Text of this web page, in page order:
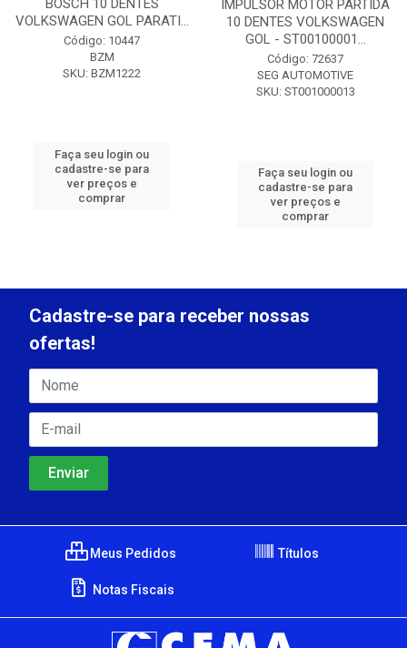
BOSCH 10 DENTES
VOLKSWAGEN GOL PARATI...
Código: 10447
BZM
SKU: BZM1222
Faça seu login ou
cadastre-se para
ver preços e
comprar
IMPULSOR MOTOR PARTIDA
10 DENTES VOLKSWAGEN
GOL - ST00100001...
Código: 72637
SEG AUTOMOTIVE
SKU: ST001000013
Faça seu login ou
cadastre-se para
ver preços e
comprar
Cadastre-se para receber nossas
ofertas!
Meus Pedidos Títulos
Notas Fiscais